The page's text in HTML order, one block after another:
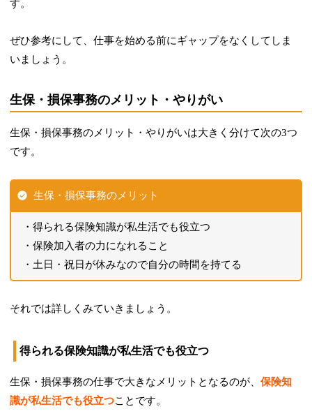
す。
ぜひ参考にして、仕事を始める前にギャップをなくしてしま
いましょう。
生保・損保事務のメリット・やりがい
生保・損保事務のメリット・やりがいは大きく分けて次の3つ
です。
生保・損保事務のメリット
得られる保険知識が私生活でも役立つ
保険加入者の力になれること
土日・祝日が休みなので自分の時間を持てる
それでは詳しくみていきましょう。
得られる保険知識が私生活でも役立つ
生保・損保事務の仕事で大きなメリットとなるのが、保険知
識が私生活でも役立つことです。